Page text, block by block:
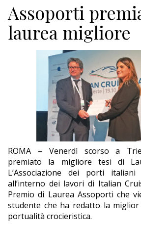
RICERCA
ECONOMIA
NAUTICA
EDITORIALI
Assoporti
laurea migliore
ROMA – Venerdì scorso a
premiato la migliore tesi di
L’Associazione dei porti
all’interno dei lavori di Italian
Premio di Laurea Assoporti che
studente che ha redatto la
portualità crocieristica.